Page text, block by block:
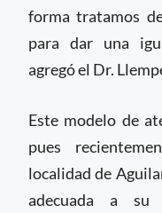
forma tratamos
para dar una
agregó el Dr.
Este modelo de
pues
localidad de
adecuada a su